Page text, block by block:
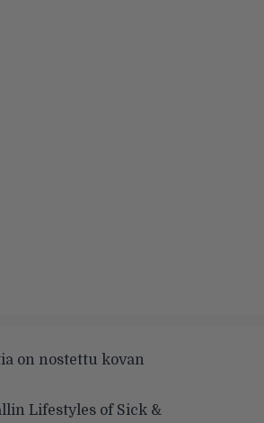
on nostettu kovan
Lifestyles of Sick &